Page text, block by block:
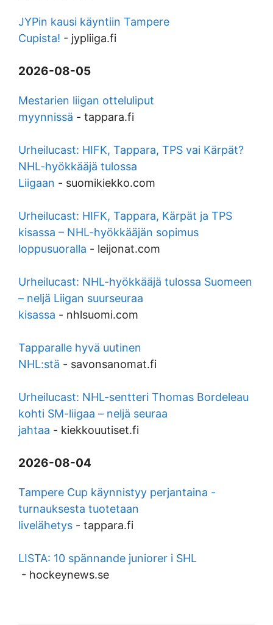
JYPin kausi käyntiin Tampere
Cupista! - jypliiga.fi
2026-08-05
Mestarien liigan otteluliput
myynnissä - tappara.fi
Urheilucast: HIFK, Tappara, TPS vai Kärpät?
NHL-hyökkääjä tulossa
Liigaan - suomikiekko.com
Urheilucast: HIFK, Tappara, Kärpät ja TPS
kisassa – NHL-hyökkääjän sopimus
loppusuoralla - leijonat.com
Urheilucast: NHL-hyökkääjä tulossa Suomeen
– neljä Liigan suurseuraa
kisassa - nhlsuomi.com
Tapparalle hyvä uutinen
NHL:stä - savonsanomat.fi
Urheilucast: NHL-sentteri Thomas Bordeleau
kohti SM-liigaa – neljä seuraa
jahtaa - kiekkouutiset.fi
2026-08-04
Tampere Cup käynnistyy perjantaina -
turnauksesta tuotetaan
livelähetys - tappara.fi
LISTA: 10 spännande juniorer i SHL
- hockeynews.se